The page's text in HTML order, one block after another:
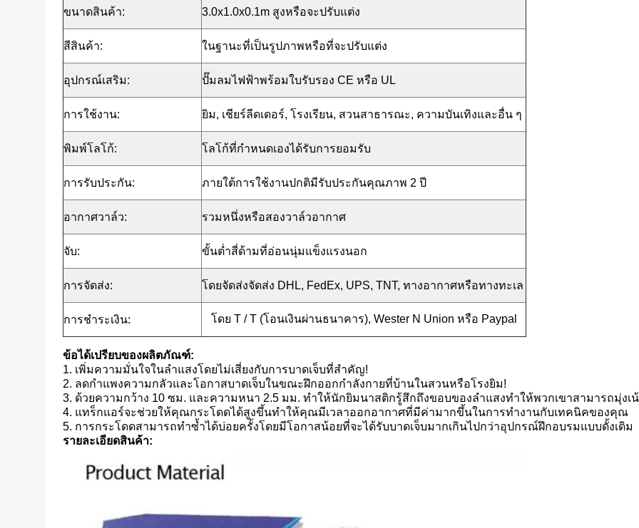
ขนาดสินค้า: 3.0x1.0x0.1m สูงหรือจะปรับแต่ง
สีสินค้า: ในฐานะที่เป็นรูปภาพหรือที่จะปรับแต่ง
อุปกรณ์เสริม: ปั๊มลมไฟฟ้าพร้อมใบรับรอง CE หรือ UL
การใช้งาน: ยิม, เชียร์ลีดเดอร์, โรงเรียน, สวนสาธารณะ, ความบันเทิงและอื่น ๆ
พิมพ์โลโก้: โลโก้ที่กำหนดเองได้รับการยอมรับ
การรับประกัน: ภายใต้การใช้งานปกติมีรับประกันคุณภาพ 2 ปี
อากาศวาล์ว: รวมหนึ่งหรือสองวาล์วอากาศ
จับ: ขั้นต่ำสี่ด้ามที่อ่อนนุ่มแข็งแรงนอก
การจัดส่ง: โดยจัดส่งจัดส่ง DHL, FedEx, UPS, TNT, ทางอากาศหรือทางทะเล
การชำระเงิน: โดย T / T (โอนเงินผ่านธนาคาร), Wester N Union หรือ Paypal
ข้อได้เปรียบของผลิตภัณฑ์:
1. เพิ่มความมั่นใจในลำแสงโดยไม่เสี่ยงกับการบาดเจ็บที่สำคัญ!
2. ลดกำแพงความกลัวและโอกาสบาดเจ็บในขณะฝึกออกกำลังกายที่บ้านในสวนหรือโรงยิม!
3. ด้วยความกว้าง 10 ซม. และความหนา 2.5 มม. ทำให้นักยิมนาสติกรู้สึกถึงขอบของลำแสงทำให้พวกเขาสามารถมุ่งเ
4. แทร็กแอร์จะช่วยให้คุณกระโดดได้สูงขึ้นทำให้คุณมีเวลาออกอากาศที่มีค่ามากขึ้นในการทำงานกับเทคนิคของคุณ
5. การกระโดดสามารถทำซ้ำได้บ่อยครั้งโดยมีโอกาสน้อยที่จะได้รับบาดเจ็บมากเกินไปกว่าอุปกรณ์ฝึกอบรมแบบดั้งเดิม
รายละเอียดสินค้า: